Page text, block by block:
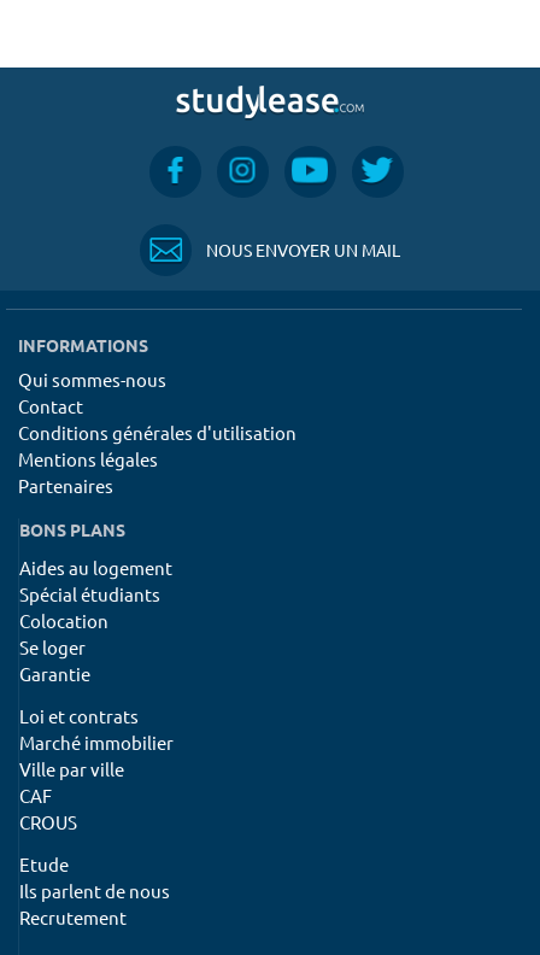
NOUS ENVOYER UN MAIL
INFORMATIONS
Qui sommes-nous
Contact
Conditions générales d'utilisation
Mentions légales
Partenaires
BONS PLANS
Aides au logement
Spécial étudiants
Colocation
Se loger
Garantie
Loi et contrats
Marché immobilier
Ville par ville
CAF
CROUS
Etude
Ils parlent de nous
Recrutement